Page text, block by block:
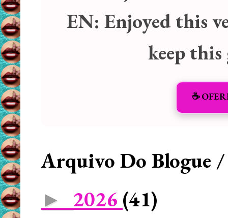
EN: Enjoyed this
keep
☕️
Arquivo Do Blogue
► 2026 (41)